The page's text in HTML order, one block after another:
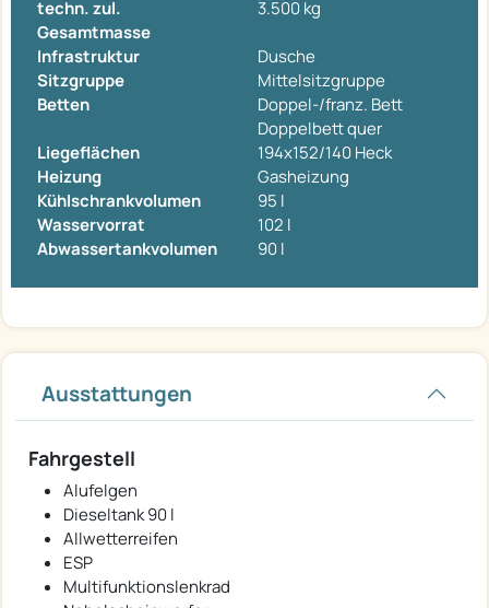
techn. zul.
Gesamtmasse
3.500 kg
Infrastruktur
Dusche
Sitzgruppe
Mittelsitzgruppe
Betten
Doppel-/franz. Bett
Doppelbett quer
Liegeflächen
194x152/140 Heck
Heizung
Gasheizung
Kühlschrankvolumen
95 l
Wasservorrat
102 l
Abwassertankvolumen
90 l
Ausstattungen
Fahrgestell
Alufelgen
Dieseltank 90 l
Allwetterreifen
ESP
Multifunktionslenkrad